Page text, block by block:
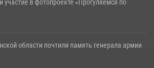
участие в фотопроекте «Прогуляемся по
области почтили память генерала армии